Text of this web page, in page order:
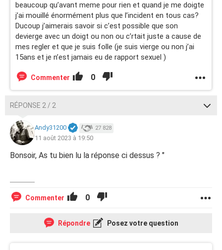
beaucoup qu’avant meme pour rien et quand je me doigte
j’ai mouillé énormément plus que l’incident en tous cas?
Ducoup j’aimerais savoir si c’est possible que son
devierge avec un doigt ou non ou c’rtait juste a cause de
mes regler et que je suis folle (je suis vierge ou non j’ai
15ans et je n’est jamais eu de rapport sexuel )
Commenter 0
RÉPONSE 2 / 2
Andy31200 27 828
11 août 2023 à 19:50
Bonsoir, As tu bien lu la réponse ci dessus ? "
Commenter 0
Répondre Posez votre question